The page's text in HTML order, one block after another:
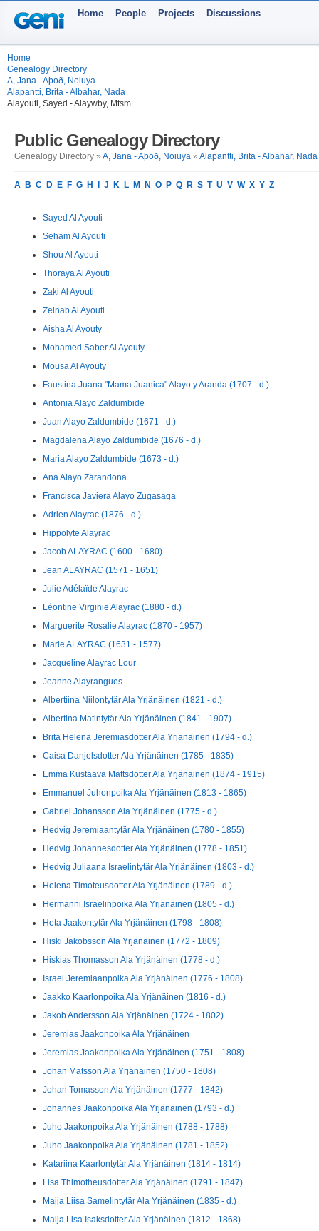
Home People Projects Discussions
Home
Genealogy Directory
A, Jana - Aþoð, Noiuya
Alapantti, Brita - Albahar, Nada
Alayouti, Sayed - Alaywby, Mtsm
Public Genealogy Directory
Genealogy Directory » A, Jana - Aþoð, Noiuya » Alapantti, Brita - Albahar, Nada
A B C D E F G H J K L M N O P Q R S T U V W X Y Z
Sayed Al Ayouti
Seham Al Ayouti
Shou Al Ayouti
Thoraya Al Ayouti
Zaki Al Ayouti
Zeinab Al Ayouti
Aisha Al Ayouty
Mohamed Saber Al Ayouty
Mousa Al Ayouty
Faustina Juana "Mama Juanica" Alayo y Aranda (1707 - d.)
Antonia Alayo Zaldumbide
Juan Alayo Zaldumbide (1671 - d.)
Magdalena Alayo Zaldumbide (1676 - d.)
Maria Alayo Zaldumbide (1673 - d.)
Ana Alayo Zarandona
Francisca Javiera Alayo Zugasaga
Adrien Alayrac (1876 - d.)
Hippolyte Alayrac
Jacob ALAYRAC (1600 - 1680)
Jean ALAYRAC (1571 - 1651)
Julie Adélaïde Alayrac
Léontine Virginie Alayrac (1880 - d.)
Marguerite Rosalie Alayrac (1870 - 1957)
Marie ALAYRAC (1631 - 1577)
Jacqueline Alayrac Lour
Jeanne Alayrangues
Albertiina Niilontytär Ala Yrjänäinen (1821 - d.)
Albertina Matintytär Ala Yrjänäinen (1841 - 1907)
Brita Helena Jeremiasdotter Ala Yrjänäinen (1794 - d.)
Caisa Danjelsdotter Ala Yrjänäinen (1785 - 1835)
Emma Kustaava Mattsdotter Ala Yrjänäinen (1874 - 1915)
Emmanuel Juhonpoika Ala Yrjänäinen (1813 - 1865)
Gabriel Johansson Ala Yrjänäinen (1775 - d.)
Hedvig Jeremiaantytär Ala Yrjänäinen (1780 - 1855)
Hedvig Johannesdotter Ala Yrjänäinen (1778 - 1851)
Hedvig Juliaana Israelintytär Ala Yrjänäinen (1803 - d.)
Helena Timoteusdotter Ala Yrjänäinen (1789 - d.)
Hermanni Israelinpoika Ala Yrjänäinen (1805 - d.)
Heta Jaakontytär Ala Yrjänäinen (1798 - 1808)
Hiski Jakobsson Ala Yrjänäinen (1772 - 1809)
Hiskias Thomasson Ala Yrjänäinen (1778 - d.)
Israel Jeremiaanpoika Ala Yrjänäinen (1776 - 1808)
Jaakko Kaarlonpoika Ala Yrjänäinen (1816 - d.)
Jakob Andersson Ala Yrjänäinen (1724 - 1802)
Jeremias Jaakonpoika Ala Yrjänäinen
Jeremias Jaakonpoika Ala Yrjänäinen (1751 - 1808)
Johan Matsson Ala Yrjänäinen (1750 - 1808)
Johan Tomasson Ala Yrjänäinen (1777 - 1842)
Johannes Jaakonpoika Ala Yrjänäinen (1793 - d.)
Juho Jaakonpoika Ala Yrjänäinen (1788 - 1788)
Juho Jaakonpoika Ala Yrjänäinen (1781 - 1852)
Katariina Kaarlontytär Ala Yrjänäinen (1814 - 1814)
Lisa Thimotheusdotter Ala Yrjänäinen (1791 - 1847)
Maija Liisa Samelintytär Ala Yrjänäinen (1835 - d.)
Maija Lisa Isaksdotter Ala Yrjänäinen (1812 - 1868)